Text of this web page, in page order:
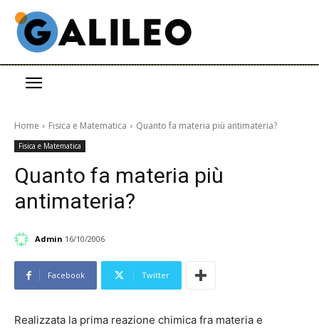
Home Fisica e Matematica Quanto fa materia più antimateria?
Fisica e Matematica
Quanto fa materia più
antimateria?
Admin 16/10/2006
Facebook Twitter
Realizzata la prima reazione chimica fra materia e